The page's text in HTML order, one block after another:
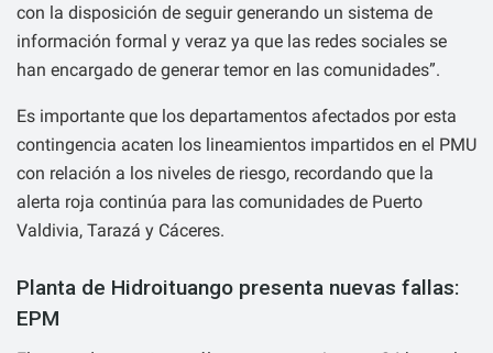
con la disposición de seguir generando un sistema de
información formal y veraz ya que las redes sociales se
han encargado de generar temor en las comunidades”.
Es importante que los departamentos afectados por esta
contingencia acaten los lineamientos impartidos en el PMU
con relación a los niveles de riesgo, recordando que la
alerta roja continúa para las comunidades de Puerto
Valdivia, Tarazá y Cáceres.
Planta de Hidroituango presenta nuevas fallas:
EPM